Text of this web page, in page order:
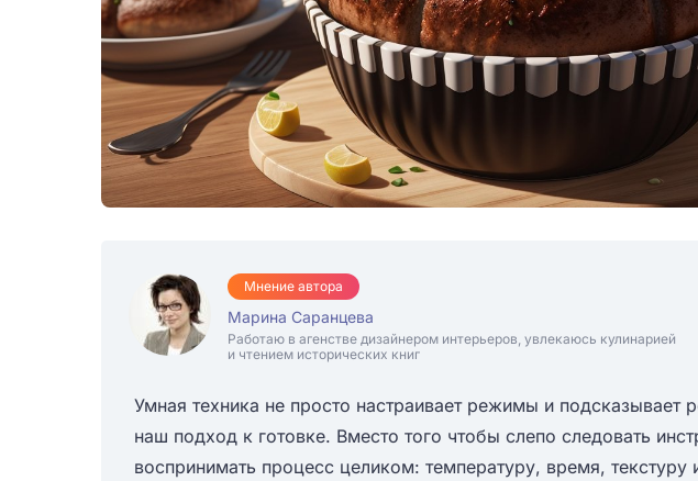
Мнение автора
Марина Саранцева
Работаю в агенстве дизайнером интерьеров, увлекаюсь кулинарией
и чтением исторических книг
Умная техника не просто настраивает режимы и подсказывает
наш подход к готовке. Вместо того чтобы слепо следовать
воспринимать процесс целиком: температуру, время, текстуру